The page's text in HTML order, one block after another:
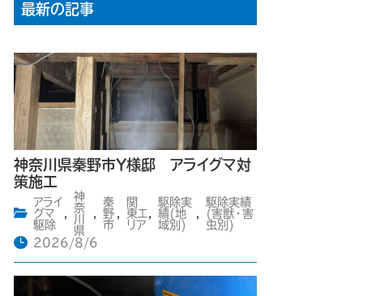
最新の記事
神奈川県秦野市Y様邸 アライグマ対
策施工
アライ
グマ
駆除
神
奈
川
県
秦
野
市
関
東エ
リア
駆除実
績(地
域別)
駆除実績
(害獣・害
虫別)
2026/8/6